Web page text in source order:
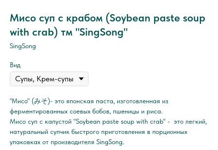
Мисо суп с крабом (Soybean paste soup
with crab) тм "SingSong"
SingSong
Вид
"Мисо" (みそ)- это японская паста, изготовленная из
ферментированных соевых бобов, пшеницы и риса.
Мисо суп с капустой "Soybean paste soup with crab" - это легкий,
натуральный супчик быстрого приготовления в порционных
упаковках от производителя SingSong.